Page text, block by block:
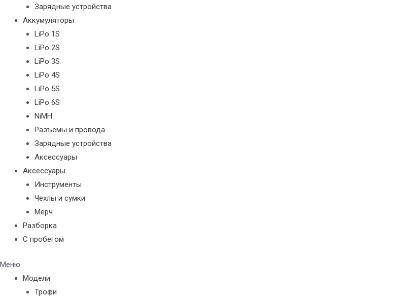
Зарядные устройства
Аккумуляторы
LiPo 1S
LiPo 2S
LiPo 3S
LiPo 4S
LiPo 5S
LiPo 6S
NiMH
Разъемы и провода
Зарядные устройства
Аксессуары
Аксессуары
Инструменты
Чехлы и сумки
Мерч
Разборка
С пробегом
Меню
Модели
Трофи